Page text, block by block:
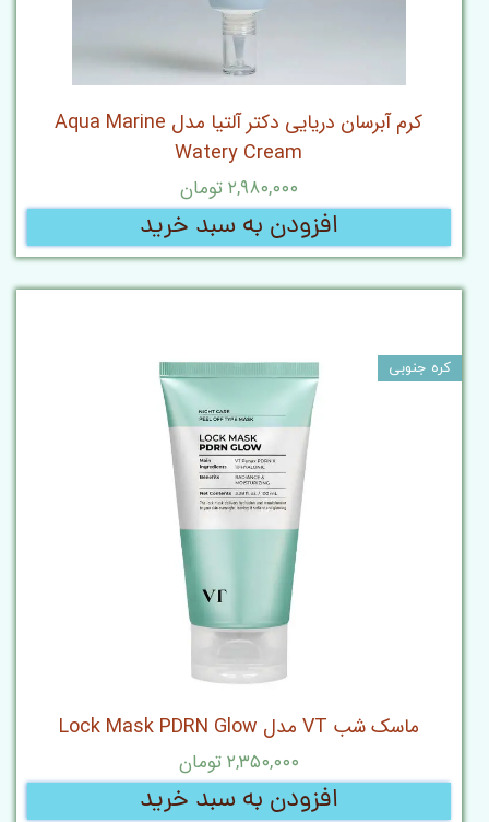
کرم آبرسان دریایی دکتر آلتیا مدل Aqua Marine
Watery Cream
۲,۹۸۰,۰۰۰ تومان
افزودن به سبد خرید
ماسک شب VT مدل Lock Mask PDRN Glow
۲,۳۵۰,۰۰۰ تومان
افزودن به سبد خرید
کره جنوبی